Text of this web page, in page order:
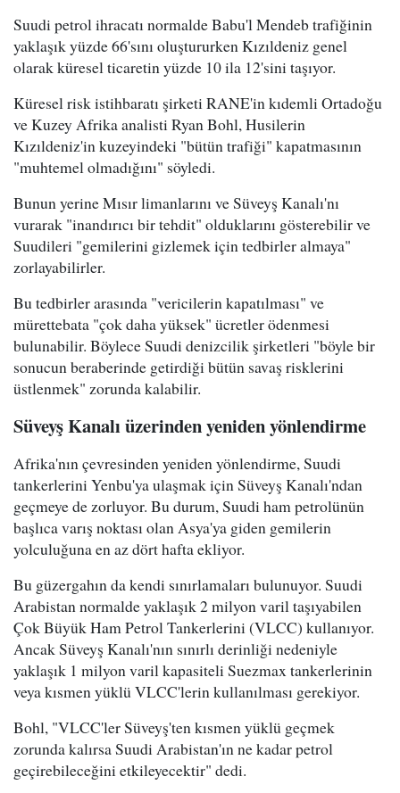
Suudi petrol ihracatı normalde Babu'l Mendeb trafiğinin
yaklaşık yüzde 66'sını oluştururken Kızıldeniz genel
olarak küresel ticaretin yüzde 10 ila 12'sini taşıyor.
Küresel risk istihbaratı şirketi RANE'in kıdemli Ortadoğu
ve Kuzey Afrika analisti Ryan Bohl, Husilerin
Kızıldeniz'in kuzeyindeki "bütün trafiği" kapatmasının
"muhtemel olmadığını" söyledi.
Bunun yerine Mısır limanlarını ve Süveyş Kanalı'nı
vurarak "inandırıcı bir tehdit" olduklarını gösterebilir ve
Suudileri "gemilerini gizlemek için tedbirler almaya"
zorlayabilirler.
Bu tedbirler arasında "vericilerin kapatılması" ve
mürettebata "çok daha yüksek" ücretler ödenmesi
bulunabilir. Böylece Suudi denizcilik şirketleri "böyle bir
sonucun beraberinde getirdiği bütün savaş risklerini
üstlenmek" zorunda kalabilir.
Süveyş Kanalı üzerinden yeniden yönlendirme
Afrika'nın çevresinden yeniden yönlendirme, Suudi
tankerlerini Yenbu'ya ulaşmak için Süveyş Kanalı'ndan
geçmeye de zorluyor. Bu durum, Suudi ham petrolünün
başlıca varış noktası olan Asya'ya giden gemilerin
yolculuğuna en az dört hafta ekliyor.
Bu güzergahın da kendi sınırlamaları bulunuyor. Suudi
Arabistan normalde yaklaşık 2 milyon varil taşıyabilen
Çok Büyük Ham Petrol Tankerlerini (VLCC) kullanıyor.
Ancak Süveyş Kanalı'nın sınırlı derinliği nedeniyle
yaklaşık 1 milyon varil kapasiteli Suezmax tankerlerinin
veya kısmen yüklü VLCC'lerin kullanılması gerekiyor.
Bohl, "VLCC'ler Süveyş'ten kısmen yüklü geçmek
zorunda kalırsa Suudi Arabistan'ın ne kadar petrol
geçirebileceğini etkileyecektir" dedi.